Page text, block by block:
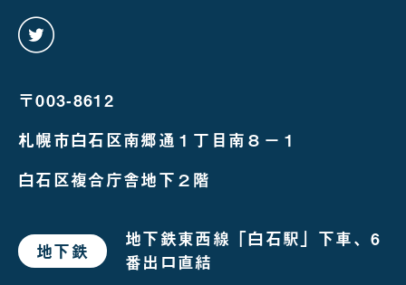
〒003-8612
札幌市白石区南郷通１丁目南８－１
白石区複合庁舎地下２階
地下鉄 で
お
地下鉄東西線「白石駅」下車、6
番出口直結